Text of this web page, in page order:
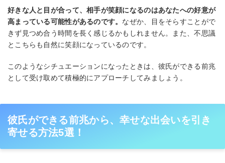
好きな人と目が合って、相手が笑顔になるのはあなたへの好意が
高まっている可能性があるのです。 なぜか、目をそらすことがで
きず見つめ合う時間を長く感じるかもしれません。また、不思議
とこちらも自然に笑顔になっているのです。
このようなシチュエーションになったときは、彼氏ができる前兆
として受け取めて積極的にアプローチしてみましょう。
彼氏ができる前兆から、幸せな出会いを引き
寄せる方法5選！